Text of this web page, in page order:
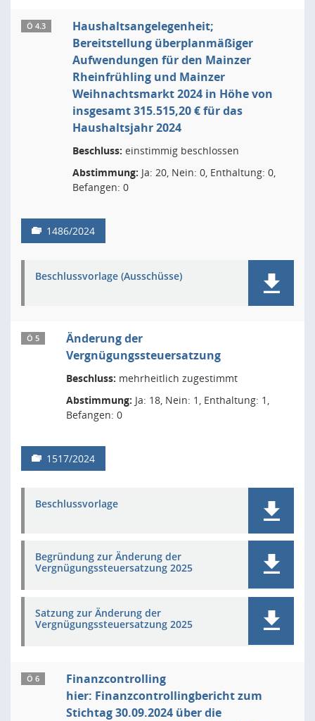
Ö 4.3
Haushaltsangelegenheit;
Bereitstellung überplanmäßiger
Aufwendungen für den Mainzer
Rheinfrühling und Mainzer
Weihnachtsmarkt 2024 in Höhe von
insgesamt 315.515,20 € für das
Haushaltsjahr 2024
Beschluss: einstimmig beschlossen
Abstimmung: Ja: 20, Nein: 0, Enthaltung: 0,
Befangen: 0
1486/2024
Beschlussvorlage (Ausschüsse)
Ö 5
Änderung der
Vergnügungssteuersatzung
Beschluss: mehrheitlich zugestimmt
Abstimmung: Ja: 18, Nein: 1, Enthaltung: 1,
Befangen: 0
1517/2024
Beschlussvorlage
Begründung zur Änderung der
Vergnügungssteuersatzung 2025
Satzung zur Änderung der
Vergnügungssteuersatzung 2025
Ö 6
Finanzcontrolling
hier: Finanzcontrollingbericht zum
Stichtag 30.09.2024 über die